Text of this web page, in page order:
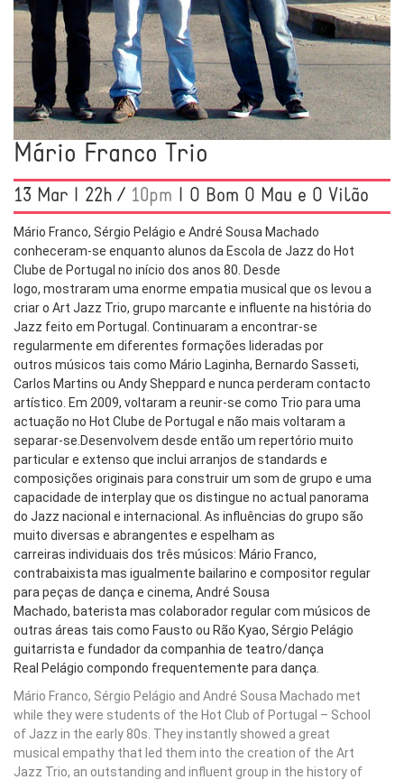
Mário Franco Trio
13 Mar | 22h / 10pm | O Bom O Mau e O Vilão
Mário Franco, Sérgio Pelágio e André Sousa Machado
conheceram-se enquanto alunos da Escola de Jazz do Hot
Clube de Portugal no início dos anos 80. Desde
logo, mostraram uma enorme empatia musical que os levou a
criar o Art Jazz Trio, grupo marcante e influente na história do
Jazz feito em Portugal. Continuaram a encontrar-se
regularmente em diferentes formações lideradas por
outros músicos tais como Mário Laginha, Bernardo Sasseti,
Carlos Martins ou Andy Sheppard e nunca perderam contacto
artístico. Em 2009, voltaram a reunir-se como Trio para uma
actuação no Hot Clube de Portugal e não mais voltaram a
separar-se.Desenvolvem desde então um repertório muito
particular e extenso que inclui arranjos de standards e
composições originais para construir um som de grupo e uma
capacidade de interplay que os distingue no actual panorama
do Jazz nacional e internacional. As influências do grupo são
muito diversas e abrangentes e espelham as
carreiras individuais dos três músicos: Mário Franco,
contrabaixista mas igualmente bailarino e compositor regular
para peças de dança e cinema, André Sousa
Machado, baterista mas colaborador regular com músicos de
outras áreas tais como Fausto ou Rão Kyao, Sérgio Pelágio
guitarrista e fundador da companhia de teatro/dança
Real Pelágio compondo frequentemente para dança.
Mário Franco, Sérgio Pelágio and André Sousa Machado met
while they were students of the Hot Club of Portugal – School
of Jazz in the early 80s. They instantly showed a great
musical empathy that led them into the creation of the Art
Jazz Trio, an outstanding and influent group in the history of